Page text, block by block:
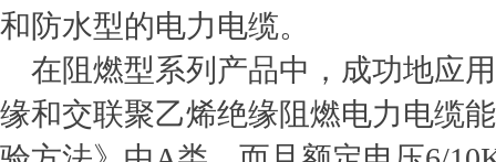
和防水型的电力电缆。
在阻燃型系列产品中，成功地应
缘和交联聚乙烯绝缘阻燃电力电缆